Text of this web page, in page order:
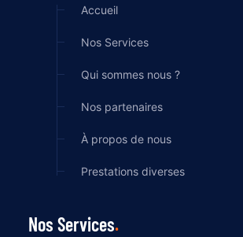
Accueil
Nos Services
Qui sommes nous ?
Nos partenaires
À propos de nous
Prestations diverses
Nos Services